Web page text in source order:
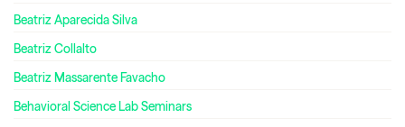
Beatriz Aparecida Silva
Beatriz Collalto
Beatriz Massarente Favacho
Behavioral Science Lab Seminars